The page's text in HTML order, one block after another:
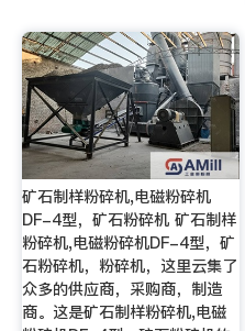
矿石制样粉碎机,电磁粉碎机
DF-4型，矿石粉碎机 矿石制样
粉碎机,电磁粉碎机DF-4型，矿
石粉碎机，粉碎机，这里云集了
众多的供应商，采购商，制造
商。这是矿石制样粉碎机,电磁